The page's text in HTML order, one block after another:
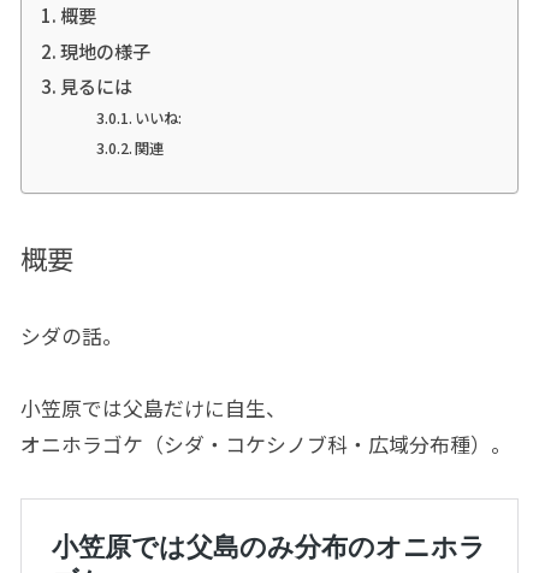
概要
現地の様子
見るには
いいね:
関連
概要
シダの話。
小笠原では父島だけに自生、
オニホラゴケ（シダ・コケシノブ科・広域分布種）。